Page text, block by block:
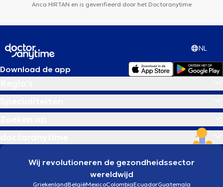
Anca HIRTAN en is geverifieerd door het Doctoranytime
NL
Download de app
Wij revolutioneren de gezondheidssector
wereldwijd
GriekenlandBelgiëMexicoColombiaEcuadorGuatemala